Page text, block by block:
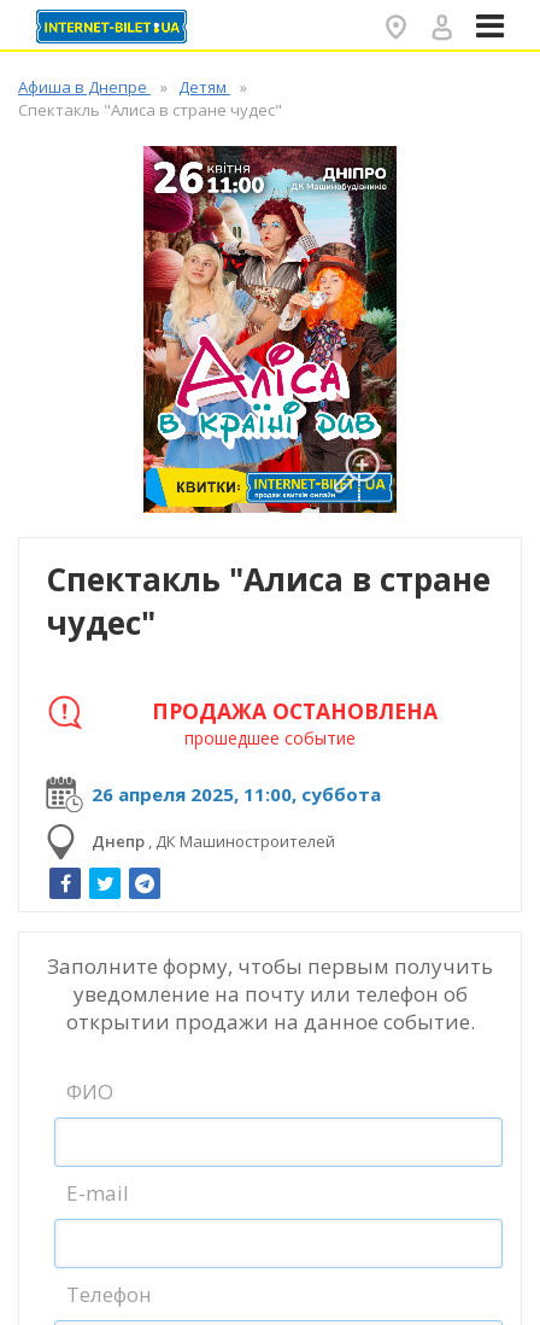
Афиша в Днепре
Детям
Спектакль "Алиса в стране чудес"
Спектакль "Алиса в стране
чудес"
26 апреля 2025, 11:00, суббота
Днепр , ДК Машиностроителей
ПРОДАЖА ОСТАНОВЛЕНА
прошедшее событие
Заполните форму, чтобы первым получить
уведомление на почту или телефон об
открытии продажи на данное событие.
ФИО
E-mail
Телефон